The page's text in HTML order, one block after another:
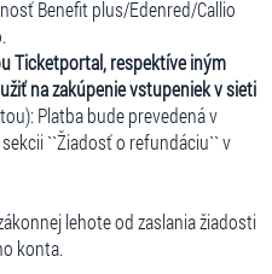
Benefit plus/Edenred/Callio
Ticketportal, respektíve iným
na zakúpenie vstupeniek v sieti
Platba bude prevedená v
``Žiadosť o refundáciu`` v
lehote od zaslania žiadosti
konta.